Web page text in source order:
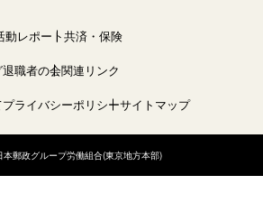
動レポート共済・保険
退職者の会関連リンク
プライバシーポリシーサイトマップ
郵政グループ労働組合(東京地方本部)